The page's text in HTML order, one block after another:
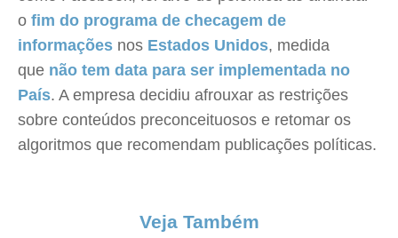
o fim do programa de checagem de
informações nos Estados Unidos, medida
que não tem data para ser implementada no
País. A empresa decidiu afrouxar as restrições
sobre conteúdos preconceituosos e retomar os
algoritmos que recomendam publicações políticas.
Veja Também